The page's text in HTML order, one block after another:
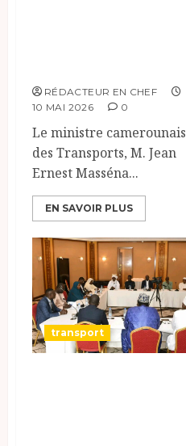
RÉDACTEUR EN CHEF
10 MAI 2026
0
Le ministre camerounais
des Transports, M. Jean
Ernest Masséna...
EN SAVOIR PLUS
transport